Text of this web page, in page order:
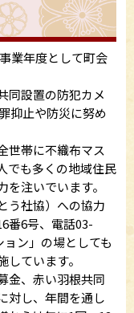
業年度として町会
同設置の防犯カメ
抑止や防災に努め
世帯に不織布マス
でも多くの地域住民
注いでいます。
う社協）への協力
番6号、電話03-
ン」の場としても
ています。
金、赤い羽根共同
対し、年間を通し